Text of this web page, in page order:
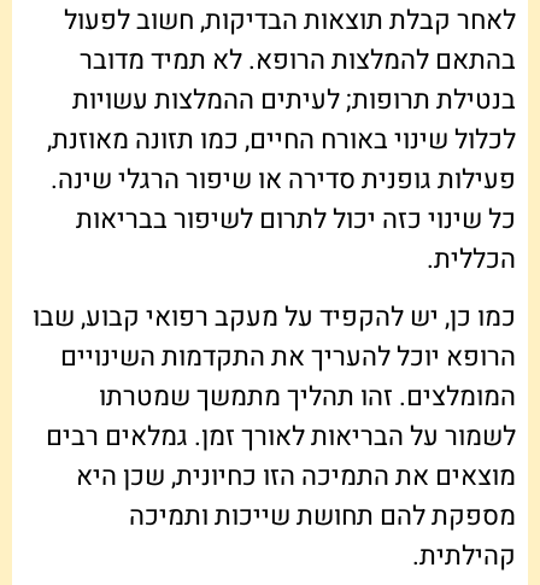
לאחר קבלת תוצאות הבדיקות, חשוב לפעול
בהתאם להמלצות הרופא. לא תמיד מדובר
בנטילת תרופות; לעיתים ההמלצות עשויות
לכלול שינוי באורח החיים, כמו תזונה מאוזנת,
פעילות גופנית סדירה או שיפור הרגלי שינה.
כל שינוי כזה יכול לתרום לשיפור בבריאות
הכללית.
כמו כן, יש להקפיד על מעקב רפואי קבוע, שבו
הרופא יוכל להעריך את התקדמות השינויים
המומלצים. זהו תהליך מתמשך שמטרתו
לשמור על הבריאות לאורך זמן. גמלאים רבים
מוצאים את התמיכה הזו כחיונית, שכן היא
מספקת להם תחושת שייכות ותמיכה
קהילתית.